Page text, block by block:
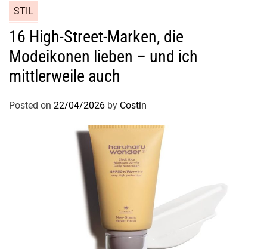
STIL
16 High-Street-Marken, die
Modeikonen lieben – und ich
mittlerweile auch
Posted on 22/04/2026 by Costin